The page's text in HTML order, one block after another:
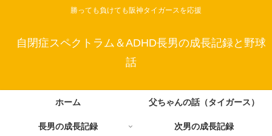
勝っても負けても阪神タイガースを応援
自閉症スペクトラム＆ADHD長男の成長記録と野球
話
ホーム 父ちゃんの話（タイガース）
長男の成長記録 次男の成長記録